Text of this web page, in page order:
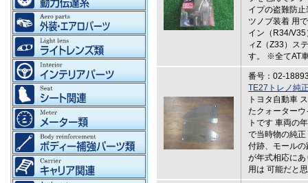
イプの盗難防
ツノブ装着 用
イン（R34/
ィZ（Z33）ス
す。 ※全てAT
番号：02-
TE27トレノ純
トヨタ自動車
たクォーター
トです 車両の
で当時物の純
付跡、モール
が年式相応に
用は 可能だと